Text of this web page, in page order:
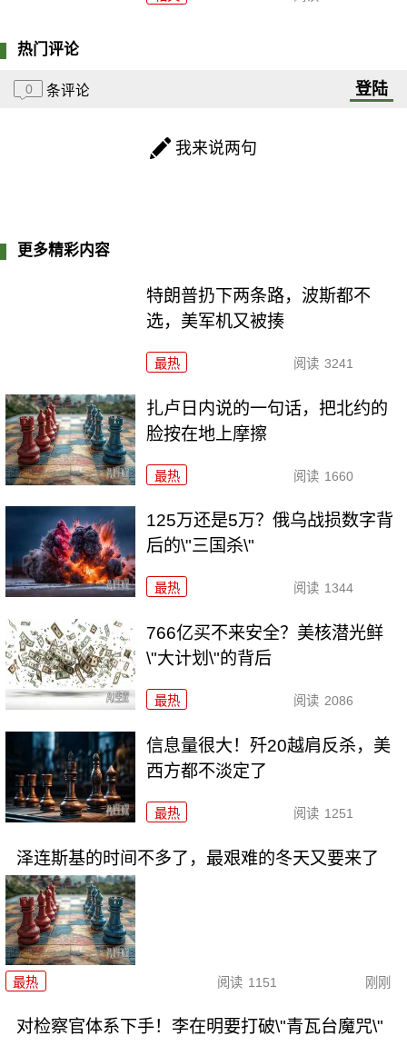
热门评论
0 条评论 登陆
我来说两句
更多精彩内容
特朗普扔下两条路，波斯都不
选，美军机又被揍
最热 阅读 3241
扎卢日内说的一句话，把北约的
脸按在地上摩擦
最热 阅读 1660
125万还是5万？俄乌战损数字背
后的\"三国杀\"
最热 阅读 1344
766亿买不来安全？美核潜光鲜
\"大计划\"的背后
最热 阅读 2086
信息量很大！歼20越肩反杀，美
西方都不淡定了
最热 阅读 1251
泽连斯基的时间不多了，最艰难的冬天又要来了
最热 阅读 1151 刚刚
对检察官体系下手！李在明要打破\"青瓦台魔咒\"